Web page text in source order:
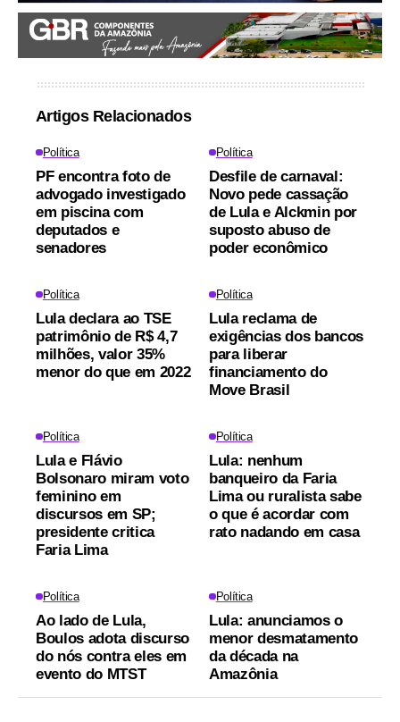
Artigos Relacionados
Política
PF encontra foto de
advogado investigado
em piscina com
deputados e
senadores
Política
Desfile de carnaval:
Novo pede cassação
de Lula e Alckmin por
suposto abuso de
poder econômico
Política
Lula declara ao TSE
patrimônio de R$ 4,7
milhões, valor 35%
menor do que em 2022
Política
Lula reclama de
exigências dos bancos
para liberar
financiamento do
Move Brasil
Política
Lula e Flávio
Bolsonaro miram voto
feminino em
discursos em SP;
presidente critica
Faria Lima
Política
Lula: nenhum
banqueiro da Faria
Lima ou ruralista sabe
o que é acordar com
rato nadando em casa
Política
Ao lado de Lula,
Boulos adota discurso
do nós contra eles em
evento do MTST
Política
Lula: anunciamos o
menor desmatamento
da década na
Amazônia